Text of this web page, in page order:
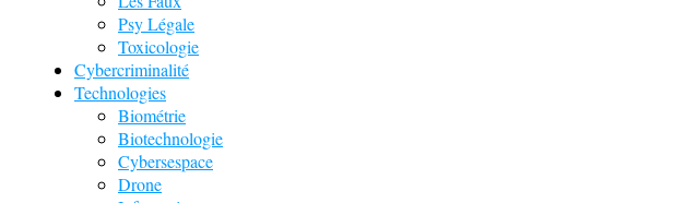
Psy Légale
Toxicologie
Cybercriminalité
Technologies
Biométrie
Biotechnologie
Cybersespace
Drone